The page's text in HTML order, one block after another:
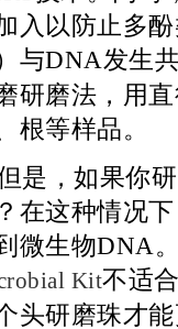
入以防止多
与DNA发生
研磨法，用
根等样品。
是，如果你
在这种情况
微生物DNA
Kit不适
头研磨珠才